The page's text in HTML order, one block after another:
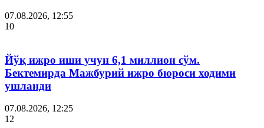
07.08.2026, 12:55
10
Йўқ ижро иши учун 6,1 миллион сўм.
Бектемирда Мажбурий ижро бюроси ходими
ушланди
07.08.2026, 12:25
12